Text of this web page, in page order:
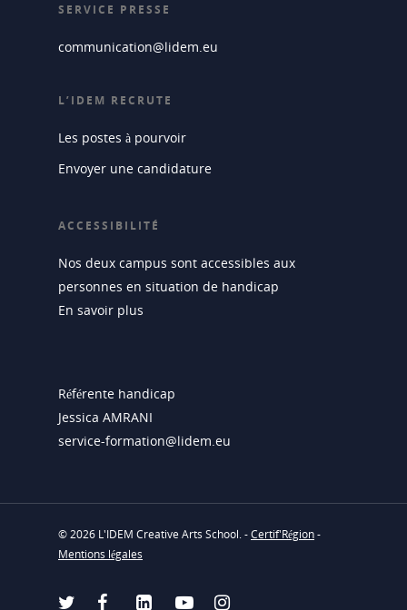
SERVICE PRESSE
communication@lidem.eu
L’IDEM RECRUTE
Les postes à pourvoir
Envoyer une candidature
ACCESSIBILITÉ
Nos deux campus sont accessibles aux
personnes en situation de handicap
En savoir plus
Référente handicap
Jessica AMRANI
service-formation@lidem.eu
© 2026 L'IDEM Creative Arts School. -Certif'Région-
Mentions légales